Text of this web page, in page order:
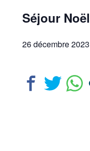
Séjour
26 décembre 2023